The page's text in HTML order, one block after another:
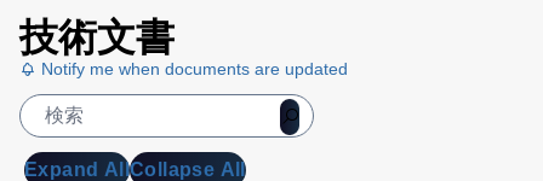
技術文書
Notify me when documents are updated
Expand AllCollapse All